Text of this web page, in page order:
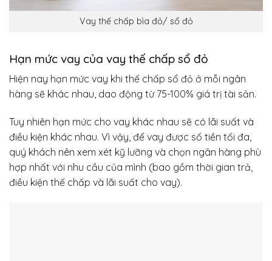
Vay thế chấp bìa đỏ/ sổ đỏ
Hạn mức vay của vay thế chấp sổ đỏ
Hiện nay hạn mức vay khi thế chấp sổ đỏ ở mỗi ngân
hàng sẽ khác nhau, dao động từ 75-100% giá trị tài sản.
Tuy nhiên hạn mức cho vay khác nhau sẽ có lãi suất và
điều kiện khác nhau. Vì vậy, để vay được số tiền tối đa,
quý khách nên xem xét kỹ lưỡng và chọn ngân hàng phù
hợp nhất với nhu cầu của mình (bao gồm thời gian trả,
điều kiện thế chấp và lãi suất cho vay).